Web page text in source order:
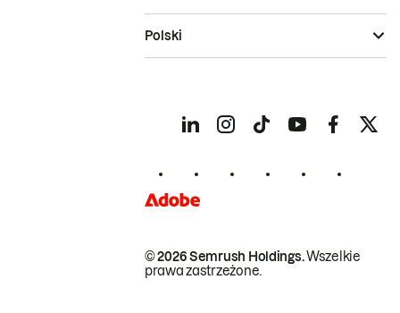
© 2026 Semrush Holdings.Wszelkie
prawa zastrzeżone.
Polski